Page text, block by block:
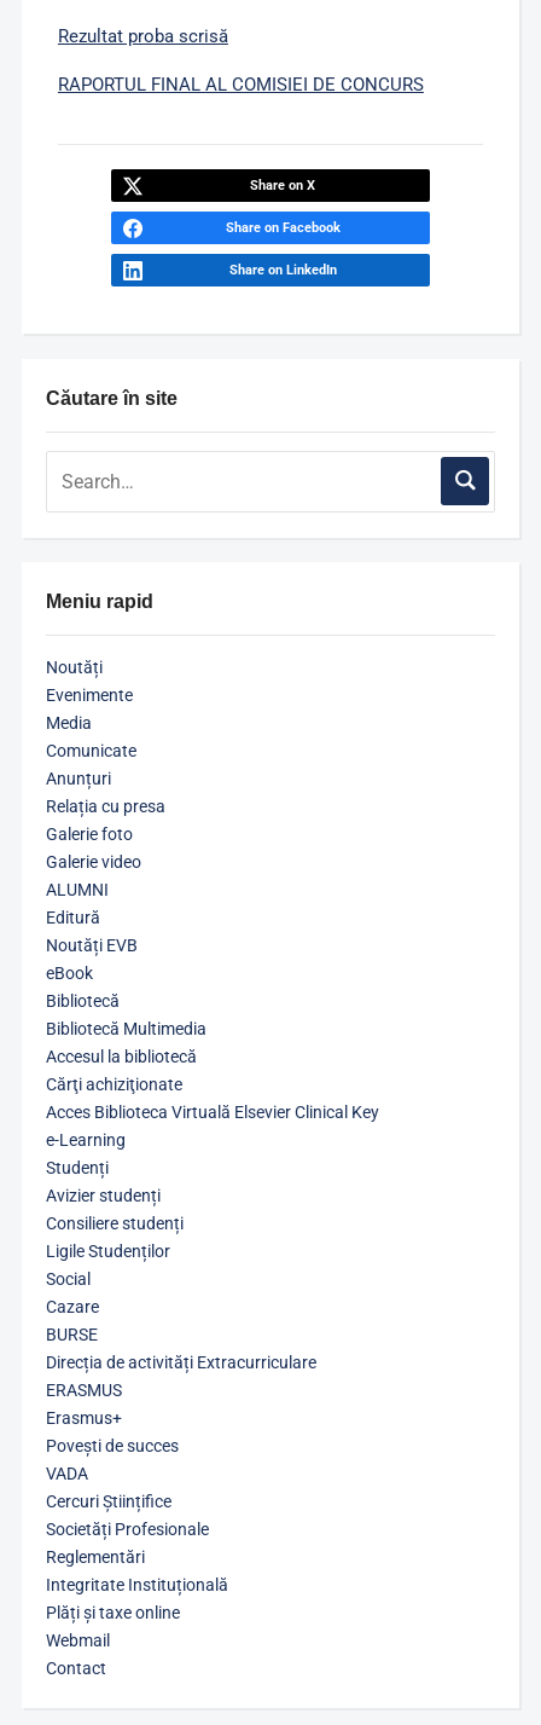
Căutare în site
Meniu rapid
Noutăți
Evenimente
Media
Comunicate
Anunțuri
Relația cu presa
Galerie foto
Galerie video
ALUMNI
Editură
Noutăți EVB
eBook
Bibliotecă
Bibliotecă Multimedia
Accesul la bibliotecă
Cărţi achiziţionate
Acces Biblioteca Virtuală Elsevier Clinical Key
e-Learning
Studenți
Avizier studenți
Consiliere studenți
Ligile Studenților
Social
Cazare
BURSE
Direcția de activități Extracurriculare
ERASMUS
Erasmus+
Povești de succes
VADA
Cercuri Științifice
Societăți Profesionale
Reglementări
Integritate Instituțională
Plăți și taxe online
Webmail
Contact
Rezultat proba scrisă
RAPORTUL FINAL AL COMISIEI DE CONCURS
Share on X
Share on Facebook
Share on LinkedIn